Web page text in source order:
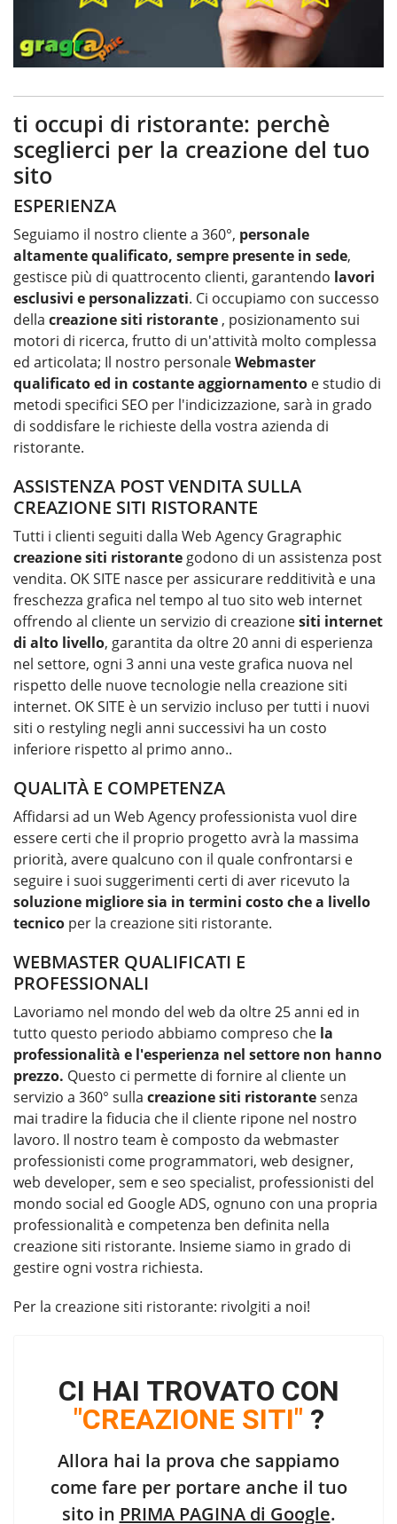
ti occupi di ristorante: perchè
sceglierci per la creazione del tuo
sito
ESPERIENZA
Seguiamo il nostro cliente a 360°, personale
altamente qualificato, sempre presente in sede,
gestisce più di quattrocento clienti, garantendo lavori
esclusivi e personalizzati. Ci occupiamo con successo
della creazione siti ristorante , posizionamento sui
motori di ricerca, frutto di un'attività molto complessa
ed articolata; Il nostro personaleWebmaster
qualificato ed in costante aggiornamento e studio di
metodi specifici SEO per l'indicizzazione, sarà in grado
di soddisfare le richieste della vostra azienda di
ristorante.
ASSISTENZA POST VENDITA SULLA
CREAZIONE SITI RISTORANTE
Tutti i clienti seguiti dalla Web Agency Gragraphic
creazione siti ristorante godono di un assistenza post
vendita. OK SITE nasce per assicurare redditività e una
freschezza grafica nel tempo al tuo sito web internet
offrendo al cliente un servizio di creazionesiti internet
di alto livello, garantita da oltre 20 anni di esperienza
nel settore, ogni 3 anni una veste grafica nuova nel
rispetto delle nuove tecnologie nella creazione siti
internet. OK SITE è un servizio incluso per tutti i nuovi
siti o restyling negli anni successivi ha un costo
inferiore rispetto al primo anno..
QUALITÀ E COMPETENZA
Affidarsi ad un Web Agency professionista vuol dire
essere certi che il proprio progetto avrà la massima
priorità, avere qualcuno con il quale confrontarsi e
seguire i suoi suggerimenti certi di aver ricevuto la
soluzione migliore sia in termini costo che a livello
tecnico per la creazione siti ristorante.
WEBMASTER QUALIFICATI E
PROFESSIONALI
Lavoriamo nel mondo del web da oltre 25 anni ed in
tutto questo periodo abbiamo compreso che la
professionalità e l'esperienza nel settore non hanno
prezzo. Questo ci permette di fornire al cliente un
servizio a 360° sulla creazione siti ristorantesenza
mai tradire la fiducia che il cliente ripone nel nostro
lavoro. Il nostro team è composto da webmaster
professionisti come programmatori, web designer,
web developer, sem e seo specialist, professionisti del
mondo social ed Google ADS, ognuno con una propria
professionalità e competenza ben definita nella
creazione siti ristorante. Insieme siamo in grado di
gestire ogni vostra richiesta.
Per la creazione siti ristorante: rivolgiti a noi!
CI HAI TROVATO CON
"CREAZIONE SITI" ?
Allora hai la prova che sappiamo
come fare per portare anche il tuo
sito in PRIMA PAGINA di Google.